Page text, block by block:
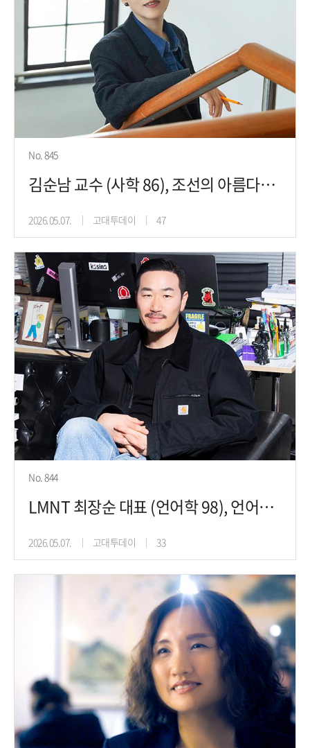
No. 845
김순남 교수 (사학 86), 조선의 아름다움을 오늘의 언어로 전하는 사학
2026.05.07. 고대투데이 47
No. 844
LMNT 최장순 대표 (언어학 98), 언어가 바뀌면 기업 가치도 바뀐다
2026.05.07. 고대투데이 33